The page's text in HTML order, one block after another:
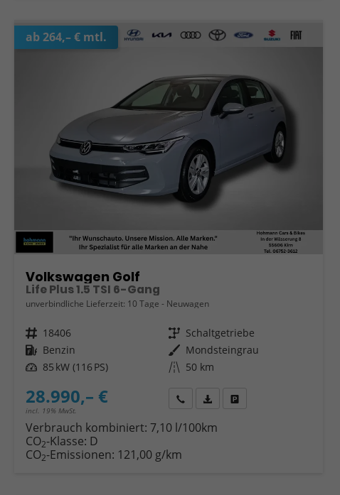
ab 264,– € mtl.
Volkswagen Golf
Life Plus 1.5 TSI 6-Gang
unverbindliche Lieferzeit: 10 Tage Neuwagen
Fahrzeugnr. 18406 Getriebe Schaltgetriebe
Kraftstoff Benzin Außenfarbe Mondsteingrau
Leistung 85 kW (116 PS) Kilometerstand 50 km
28.990,– €
incl. 19% MwSt.
Wir rufen Sie an
Fahrzeugexposé (PDF)
Fahrzeug parken
Verbrauch kombiniert: 7,10 l/100km
CO2-Klasse: D
CO2-Emissionen: 121,00 g/km